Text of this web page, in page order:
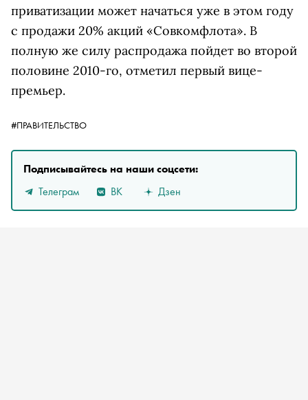
приватизации может начаться уже в этом году
с продажи 20% акций «Совкомфлота». В
полную же силу распродажа пойдет во второй
половине 2010-го, отметил первый вице-
премьер.
#ПРАВИТЕЛЬСТВО
Подписывайтесь на наши соцсети:
Телеграм
ВК Дзен